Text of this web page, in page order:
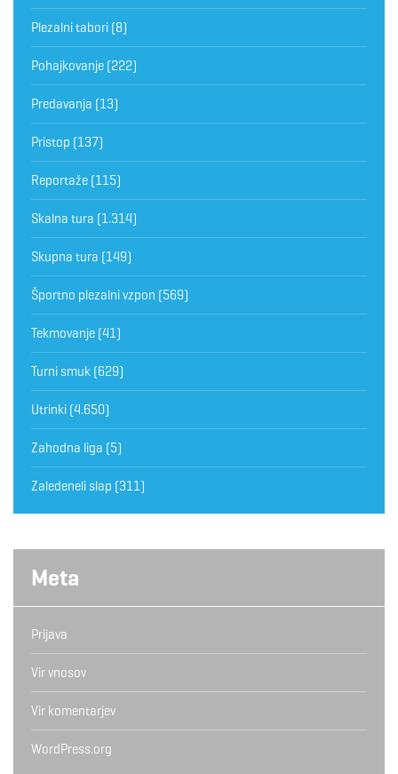
Plezalni tabori (8)
Pohajkovanje (222)
Predavanja (13)
Pristop (137)
Reportaže (115)
Skalna tura (1.314)
Skupna tura (149)
Športno plezalni vzpon (569)
Tekmovanje (41)
Turni smuk (629)
Utrinki (4.650)
Zahodna liga (5)
Zaledeneli slap (311)
Meta
Prijava
Vir vnosov
Vir komentarjev
WordPress.org